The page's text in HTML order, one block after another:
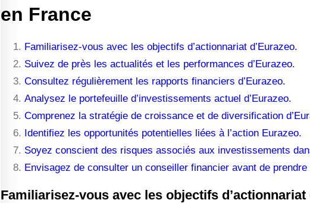
en France
Familiarisez-vous avec les objectifs d’actionnariat d’Eurazeo.
Suivez de près les actualités et les performances d’Eurazeo.
Consultez régulièrement les rapports financiers d’Eurazeo.
Analysez le portefeuille d’investissements actuel d’Eurazeo.
Comprenez la stratégie de croissance et de diversification
Identifiez les opportunités potentielles liées à l’action Eurazeo.
Soyez conscient des risques associés aux investissements
Envisagez de consulter un conseiller financier avant de
Familiarisez-vous avec les objectifs d’actionnariat